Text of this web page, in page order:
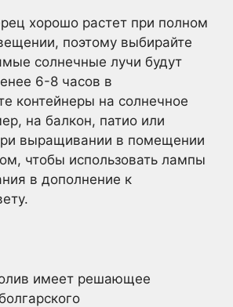
хорошо растет при полном
поэтому выбирайте
солнечные лучи будут
6-8 часов в
контейнеры на солнечное
на балкон, патио или
выращивании в помещении
чтобы использовать лампы
в дополнение к
имеет решающее